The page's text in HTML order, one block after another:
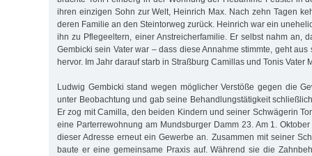
ihren einzigen Sohn zur Welt, Heinrich Max. Nach zehn Tagen
deren Familie an den Steintorweg zurück. Heinrich war ein
ihn zu Pflegeeltern, einer Anstreicherfamilie. Er selbst nahm an,
Gembicki sein Vater war – dass diese Annahme stimmte, geht aus
hervor. Im Jahr darauf starb in Straßburg Camillas und Tonis Vater
Ludwig Gembicki stand wegen möglicher Verstöße gegen die
unter Beobachtung und gab seine Behandlungstätigkeit
Er zog mit Camilla, den beiden Kindern und seiner Schwägerin
eine Parterrewohnung am Mundsburger Damm 23. Am 1.
dieser Adresse erneut ein Gewerbe an. Zusammen mit seiner
baute er eine gemeinsame Praxis auf. Während sie die